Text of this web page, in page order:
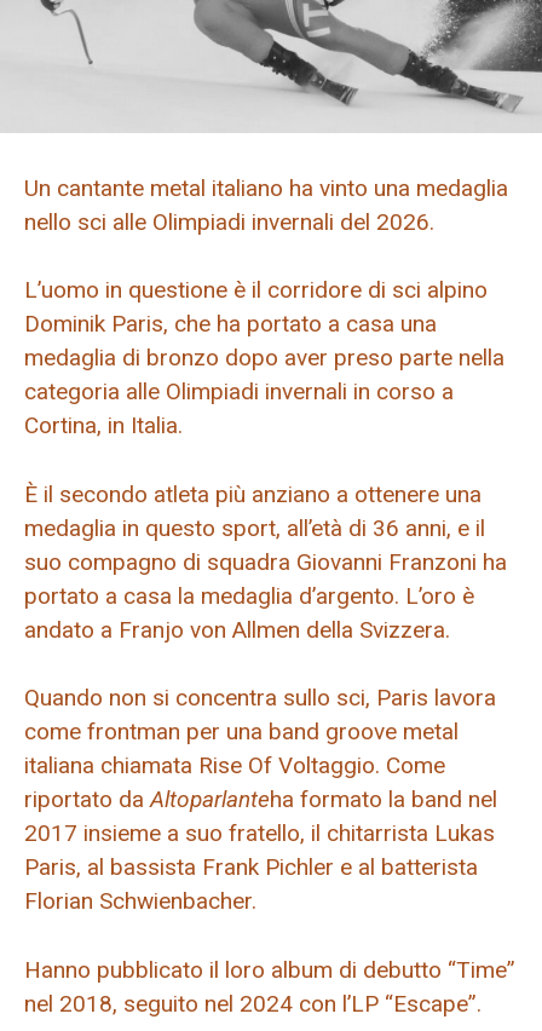
Un cantante metal italiano ha vinto una medaglia
nello sci alle Olimpiadi invernali del 2026.
L’uomo in questione è il corridore di sci alpino
Dominik Paris, che ha portato a casa una
medaglia di bronzo dopo aver preso parte nella
categoria alle Olimpiadi invernali in corso a
Cortina, in Italia.
È il secondo atleta più anziano a ottenere una
medaglia in questo sport, all’età di 36 anni, e il
suo compagno di squadra Giovanni Franzoni ha
portato a casa la medaglia d’argento. L’oro è
andato a Franjo von Allmen della Svizzera.
Quando non si concentra sullo sci, Paris lavora
come frontman per una band groove metal
italiana chiamata Rise Of Voltaggio. Come
riportato daAltoparlanteha formato la band nel
2017 insieme a suo fratello, il chitarrista Lukas
Paris, al bassista Frank Pichler e al batterista
Florian Schwienbacher.
Hanno pubblicato il loro album di debutto “Time”
nel 2018, seguito nel 2024 con l’LP “Escape”.